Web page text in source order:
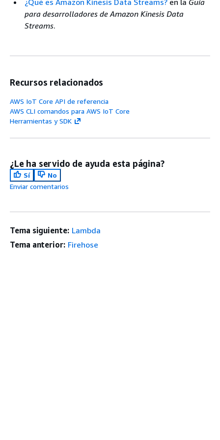
¿Qué es Amazon Kinesis Data Streams? en la Guía
para desarrolladores de Amazon Kinesis Data
Streams.
Recursos relacionados
AWS IoT Core API de referencia
AWS CLI comandos para AWS IoT Core
Herramientas y SDK
¿Le ha servido de ayuda esta página?
Sí
No
Enviar comentarios
Tema siguiente: Lambda
Tema anterior: Firehose